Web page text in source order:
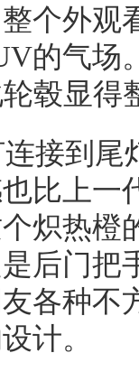
个外观
的气场
毂显得
接到尾
比上一
炽热橙
后门把
各种不
计。